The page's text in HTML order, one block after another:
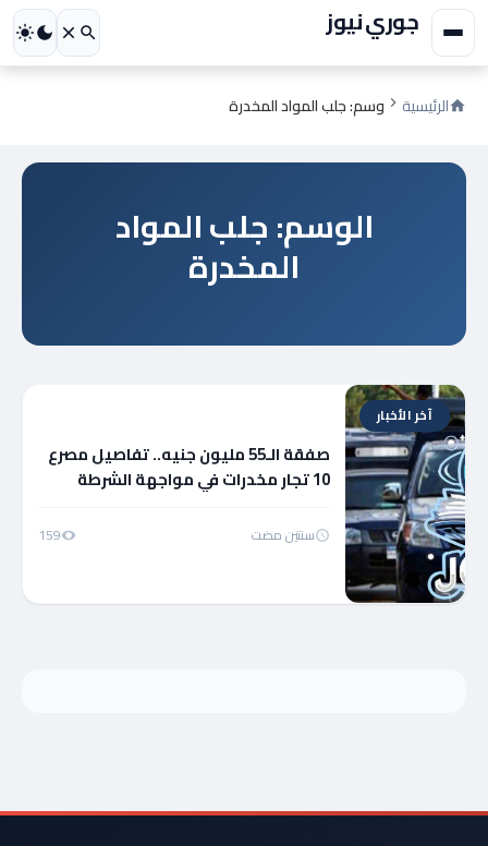
جوري نيوز
الرئيسية وسم: جلب المواد المخدرة
الوسم: جلب المواد
المخدرة
آخر الأخبار
صفقة الـ55 مليون جنيه.. تفاصيل مصرع
10 تجار مخدرات في مواجهة الشرطة
سنتين مضت 159